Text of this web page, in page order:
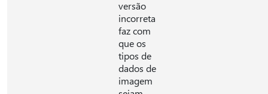
versão
incorreta
faz com
que os
tipos de
dados de
imagem